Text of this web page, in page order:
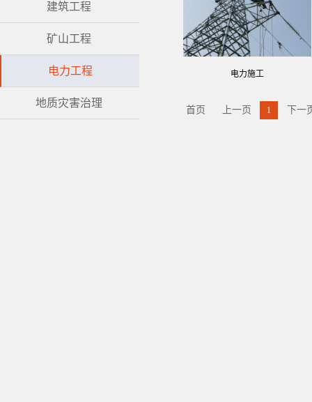
建筑工程
矿山工程
电力工程
地质灾害治理
电力施工
首页 上一页 1 下一